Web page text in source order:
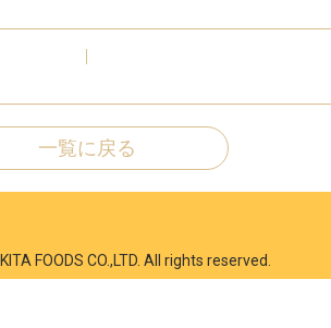
一覧に戻る
FOODS CO.,LTD. All rights reserved.